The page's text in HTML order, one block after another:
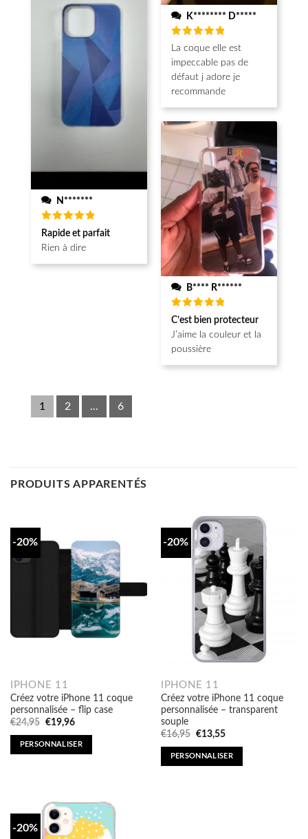
N*******
Note5
sur 5
Rapide et parfait
Rien à dire
K******** D*****
Note5
sur 5
La coque elle est
impeccable pas de
défaut j adore je
recommande
B**** R******
Note5
sur 5
C’est bien protecteur
J’aime la couleur et la
poussière
1 2 ... 6
PRODUITS APPARENTÉS
-20%
IPHONE 11
Créez votre iPhone 11 coque
personnalisée – flip case
€24,95 Original
was:
€24,95.
€19,96Current
is:
€19,96.
PERSONNALISER
-20%
IPHONE 11
Créez votre iPhone 11 coque
personnalisée – transparent
souple
€16,95 Original
was:
€16,95.
€13,55Current
is:
€13,55.
PERSONNALISER
-20%